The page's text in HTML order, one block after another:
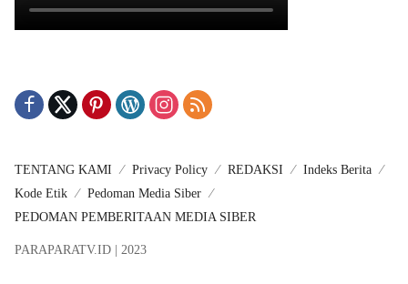
TENTANG KAMI Privacy Policy REDAKSI
Indeks Berita
Kode Etik
Pedoman Media Siber
PEDOMAN PEMBERITAAN MEDIA SIBER
PARAPARATV.ID | 2023